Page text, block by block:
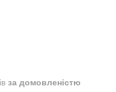
за домовленістю